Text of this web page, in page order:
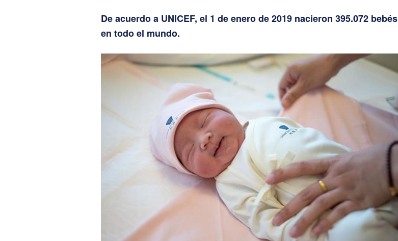
De acuerdo a UNICEF, el 1 de enero de 2019 nacieron 395.072 bebés
en todo el mundo.